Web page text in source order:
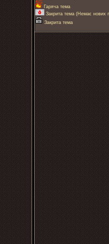
Гаряча тема
Закрита тема (Немає нових
Закрита тема